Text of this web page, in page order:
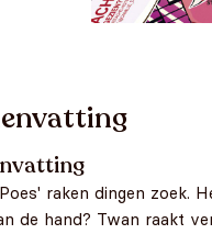
raken dingen zoek.
de hand? Twan raakt